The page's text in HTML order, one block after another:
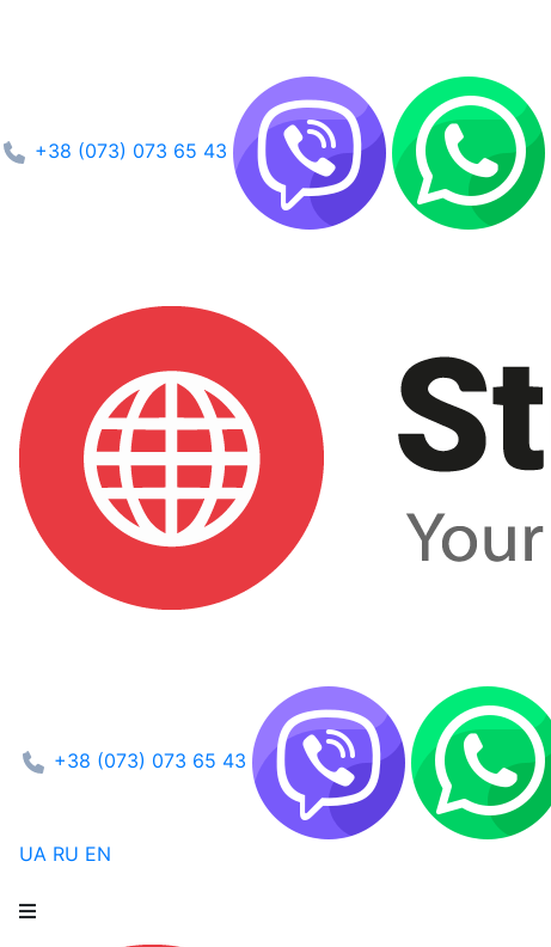
+38 (073) 073 65 43
+38 (073) 073 65 43
UA RU EN